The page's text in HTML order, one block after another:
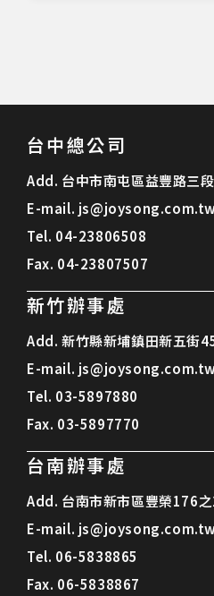
台中總公司
Add. 台中市南屯區益豐路三
E-mail.
Tel. 04-23806508
Fax. 04-23807507
新竹辦事處
Add. 新竹縣新埔鎮田新五街
E-mail.
Tel. 03-5897880
Fax. 03-5897770
台南辦事處
Add. 台南市新市區豐榮176
E-mail.
Tel. 06-5838865
Fax. 06-5838867